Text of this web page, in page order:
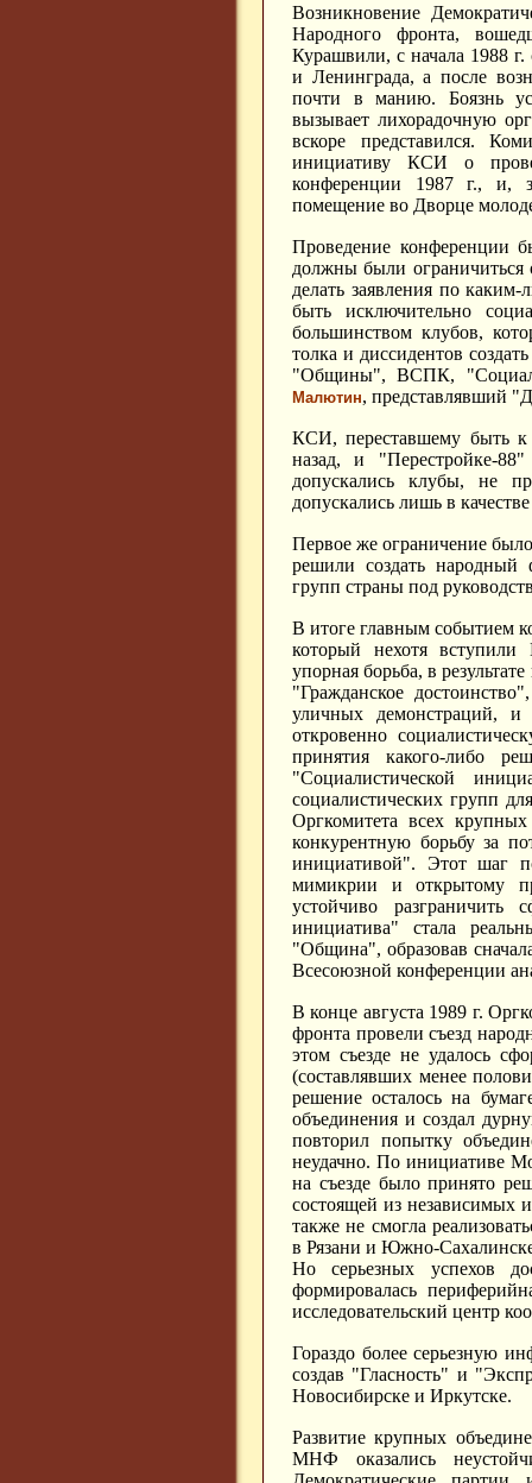
Возникновение
Народного фронта,
Курашвили, с начала 1988
и Ленинграда, а после
почти в манию. Боязнь
вызывает лихорадочную
вскоре представился.
инициативу КСИ о
конференции 1987 г., и,
помещение во Дворце
Проведение конференции
должны были
делать заявления по
быть исключительно
большинством клубов,
толка и диссидентов
"Общины", ВСПК,
Малютин, представлявший
КСИ, переставшему быть к
назад, и "Перестройке-
допускались клубы, не
допускались лишь в
Первое же ограничение
решили создать народный
групп страны под
В итоге главным событием
который нехотя
упорная борьба, в
"Гражданское
уличных демонстраций, и
откровенно
принятия какого-либо
"Социалистической
социалистических групп
Оргкомитета всех
конкурентную борьбу за
инициативой". Этот шаг
мимикрии и открытому
устойчиво
инициатива" стала
"Община", образовав
Всесоюзной конференции
В конце августа 1989 г.
фронта провели съезд
этом съезде не удалось
(составлявших менее
решение осталось на
объединения и создал
повторил попытку
неудачно. По инициативе
на съезде было принято
состоящей из
также не смогла
в Рязани и Южно-
Но серьезных успехов
формировалась
исследовательский центр
Гораздо более серьезную
создав "Гласность" и
Новосибирске и Иркутске.
Развитие крупных
МНФ оказались